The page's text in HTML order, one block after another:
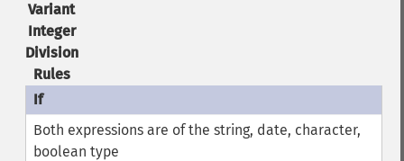
Variant
Integer
Division
Rules
Both expressions are of the string, date, character,
boolean type